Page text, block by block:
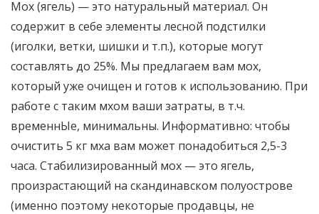
Мох (ягель) — это натуральный материал. Он
содержит в себе элементы лесной подстилки
(иголки, ветки, шишки и т.п.), которые могут
составлять до 25%. Мы предлагаем вам мох,
который уже очищен и готов к использованию. При
работе с таким мхом ваши затраты, в т.ч.
временнЫе, минимальны. Информативно: чтобы
очистить 5 кг мха вам может понадобиться 2,5-3
часа. Стабилизированный мох — это ягель,
произрастающий на скандинавском полуострове
(именно поэтому некоторые продавцы, не